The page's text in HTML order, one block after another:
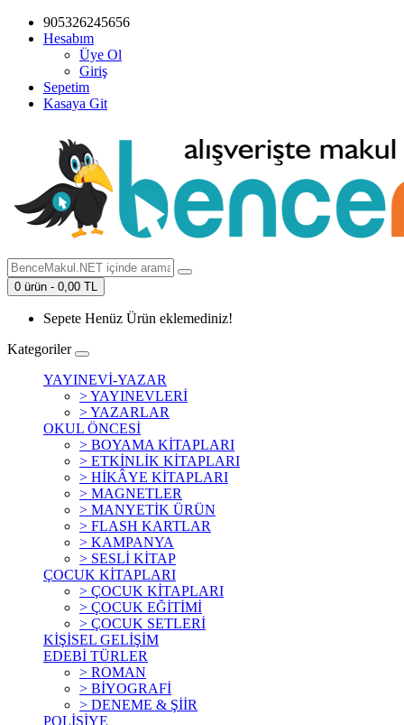
905326245656
Hesabım
Üye Ol
Giriş
Sepetim
Kasaya Git
0 ürün - 0,00 TL
Sepete Henüz Ürün eklemediniz!
Kategoriler
YAYINEVİ-YAZAR
> YAYINEVLERİ
> YAZARLAR
OKUL ÖNCESİ
> BOYAMA KİTAPLARI
> ETKİNLİK KİTAPLARI
> HİKÂYE KİTAPLARI
> MAGNETLER
> MANYETİK ÜRÜN
> FLASH KARTLAR
> KAMPANYA
> SESLİ KİTAP
ÇOCUK KİTAPLARI
> ÇOCUK KİTAPLARI
> ÇOCUK EĞİTİMİ
> ÇOCUK SETLERİ
KİŞİSEL GELİŞİM
EDEBİ TÜRLER
> ROMAN
> BİYOGRAFİ
> DENEME & ŞİİR
POLİSİYE